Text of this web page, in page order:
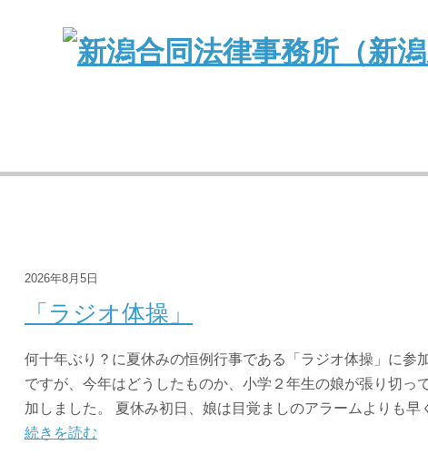
2026年8月5日
「ラジオ体操」
何十年ぶり？に夏休みの恒例行事である「ラジオ体操」に参
ですが、今年はどうしたものか、小学２年生の娘が張り切っ
加しました。 夏休み初日、娘は目覚ましのアラームよりも
続きを読む